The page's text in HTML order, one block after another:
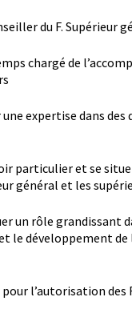
du F. Supérieur
chargé de
expertise dans des
particulier et se
général et les
un rôle grandissant
le développement de
l’autorisation des